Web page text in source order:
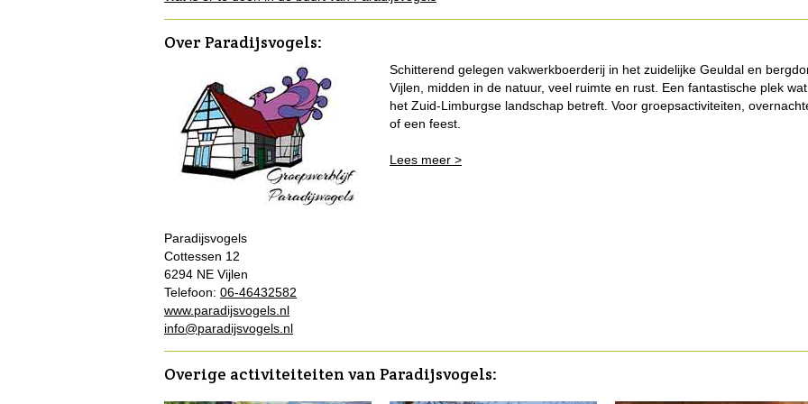
Over Paradijsvogels:
Paradijsvogels
Cottessen 12
6294 NE Vijlen
Telefoon: 06-46432582
www.paradijsvogels.nl
info@paradijsvogels.nl
Schitterend gelegen vakwerkboerderij in het zuidelijke Geuldal en
Vijlen, midden in de natuur, veel ruimte en rust. Een fantastische plek wat
het Zuid-Limburgse landschap betreft. Voor groepsactiviteiten,
of een feest.
Lees meer >
Overige activiteiteiten van Paradijsvogels: